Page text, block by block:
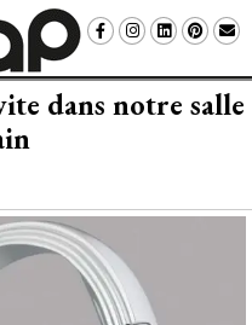
dans notre salle